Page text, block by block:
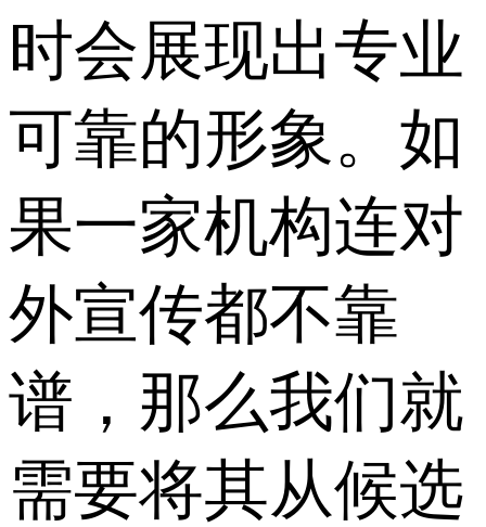
时会展现出专业
可靠的形象。如
果一家机构连对
外宣传都不靠
谱，那么我们就
需要将其从候选